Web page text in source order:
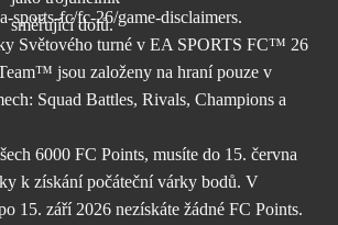
sports-fc/fc-26/game-disclaimers.
Světového turné v EA SPORTS FC™ 26
jsou založeny na hraní pouze v
Squad Battles, Rivals, Champions a
6000 FC Points, musíte do 15. června
k získání počáteční várky bodů. V
15. září 2026 nezískáte žádné FC Points.